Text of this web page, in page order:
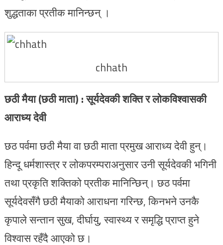
शुद्धताका प्रतीक मानिन्छन् ।
chhath
छठी मैया (छठी माता) : सूर्यदेवकी शक्ति र लोकविश्वासकी
आराध्य देवी
छठ पर्वमा छठी मैया वा छठी माता प्रमुख आराध्य देवी हुन्।
हिन्दू धर्मशास्त्र र लोकपरम्पराअनुसार उनी सूर्यदेवकी भगिनी
तथा प्रकृति शक्तिको प्रतीक मानिन्छिन्। छठ पर्वमा
सूर्यदेवसँगै छठी मैयाको आराधना गरिन्छ, किनभने उनकै
कृपाले सन्तान सुख, दीर्घायु, स्वास्थ्य र समृद्धि प्राप्त हुने
विश्वास रहँदै आएको छ।